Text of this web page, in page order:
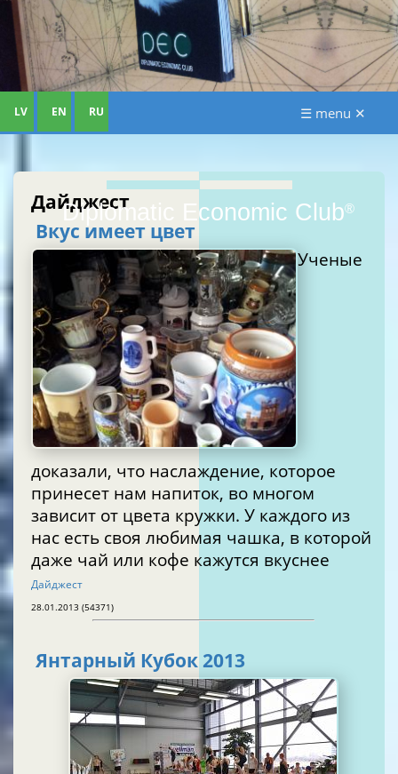
Diplomatic Economic Club®
LV EN RU ☰ menu ✕
Дайджест
Вкус имеет цвет
Ученые
доказали, что наслаждение, которое
принесет нам напиток, во многом
зависит от цвета кружки. У каждого из
нас есть своя любимая чашка, в которой
даже чай или кофе кажутся вкуснее
Дайджест
28.01.2013 (54371)
Янтарный Кубок 2013